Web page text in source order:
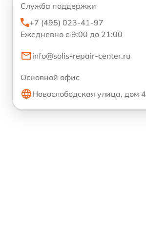
Служба поддержки
+7 (495) 023-41-97
Ежедневно с 9:00 до 21:00
info@solis-repair-center.ru
Основной офис
Новослободская улица, дом 4